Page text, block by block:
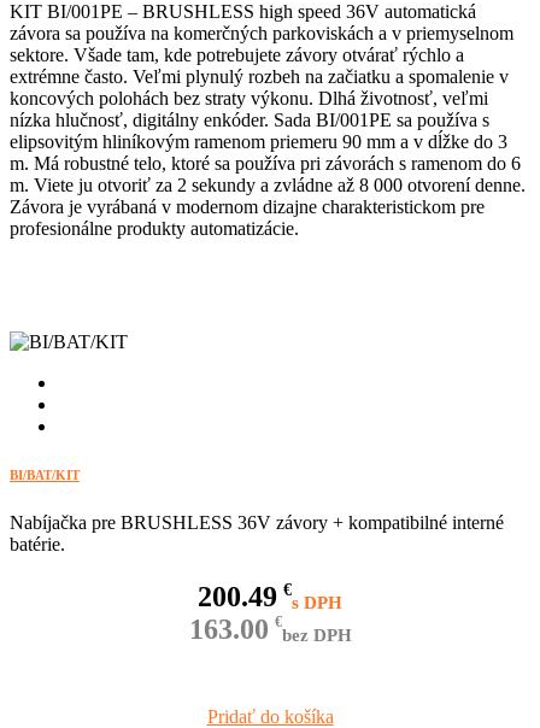
KIT BI/001PE – BRUSHLESS high speed 36V automatická
závora sa používa na komerčných parkoviskách a v priemyselnom
sektore. Všade tam, kde potrebujete závory otvárať rýchlo a
extrémne často. Veľmi plynulý rozbeh na začiatku a spomalenie v
koncových polohách bez straty výkonu. Dlhá životnosť, veľmi
nízka hlučnosť, digitálny enkóder. Sada BI/001PE sa používa s
elipsovitým hliníkovým ramenom priemeru 90 mm a v dĺžke do 3
m. Má robustné telo, ktoré sa používa pri závorách s ramenom do 6
m. Viete ju otvoriť za 2 sekundy a zvládne až 8 000 otvorení denne.
Závora je vyrábaná v modernom dizajne charakteristickom pre
profesionálne produkty automatizácie.
BI/BAT/KIT
Nabíjačka pre BRUSHLESS 36V závory + kompatibilné interné
batérie.
€
200.49
€
163.00 bez DPH
Pridať do košíka